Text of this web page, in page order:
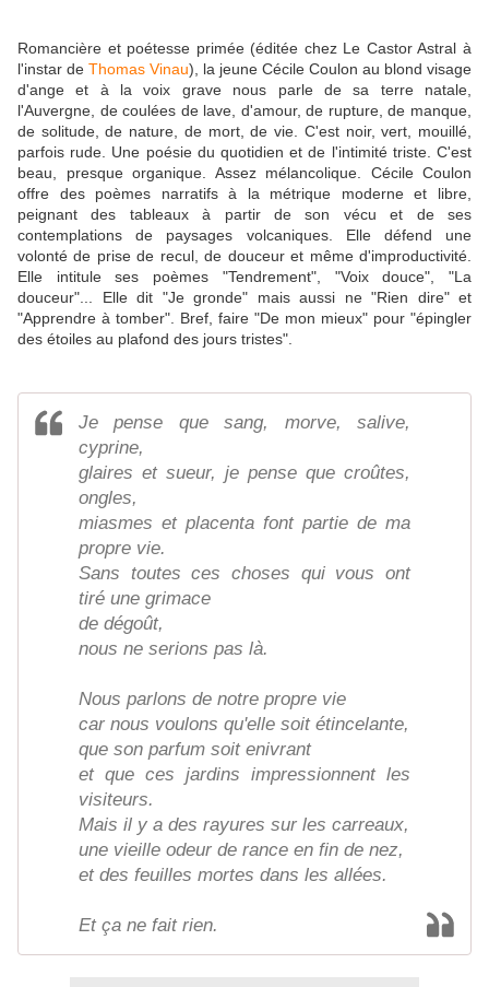
Romancière et poétesse primée (éditée chez Le Castor Astral à
l'instar de Thomas Vinau), la jeune Cécile Coulon au blond visage
d'ange et à la voix grave nous parle de sa terre natale,
l'Auvergne, de coulées de lave, d'amour, de rupture, de manque,
de solitude, de nature, de mort, de vie. C'est noir, vert, mouillé,
parfois rude. Une poésie du quotidien et de l'intimité triste. C'est
beau, presque organique. Assez mélancolique. Cécile Coulon
offre des poèmes narratifs à la métrique moderne et libre,
peignant des tableaux à partir de son vécu et de ses
contemplations de paysages volcaniques. Elle défend une
volonté de prise de recul, de douceur et même d'improductivité.
Elle intitule ses poèmes "Tendrement", "Voix douce", "La
douceur"... Elle dit "Je gronde" mais aussi ne "Rien dire" et
"Apprendre à tomber". Bref, faire "De mon mieux" pour "épingler
des étoiles au plafond des jours tristes".
Je pense que sang, morve, salive,
cyprine,
glaires et sueur, je pense que croûtes,
ongles,
miasmes et placenta font partie de ma
propre vie.
Sans toutes ces choses qui vous ont
tiré une grimace
de dégoût,
nous ne serions pas là.
Nous parlons de notre propre vie
car nous voulons qu'elle soit étincelante,
que son parfum soit enivrant
et que ces jardins impressionnent les
visiteurs.
Mais il y a des rayures sur les carreaux,
une vieille odeur de rance en fin de nez,
et des feuilles mortes dans les allées.
Et ça ne fait rien.